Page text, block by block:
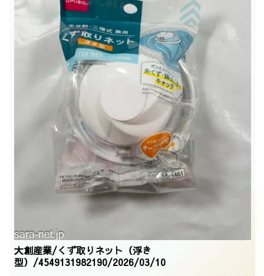
大創産業/くず取りネット（浮き
型）/4549131982190/2026/03/10